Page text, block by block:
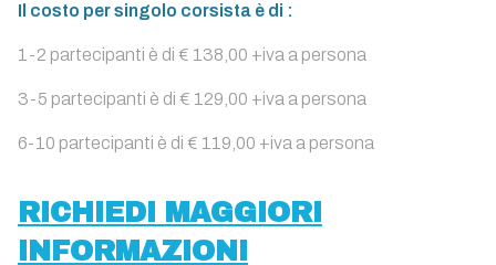
Il costo per singolo corsista è di :
1-2 partecipanti è di € 138,00 +iva a persona
3-5 partecipanti è di € 129,00 +iva a persona
6-10 partecipanti è di € 119,00 +iva a persona
RICHIEDI MAGGIORI
INFORMAZIONI